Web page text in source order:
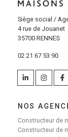
Siège social /
4 rue de Jouanet
35700 RENNES
02 21 67 53 90
NOS
Constructeur de
Constructeur de